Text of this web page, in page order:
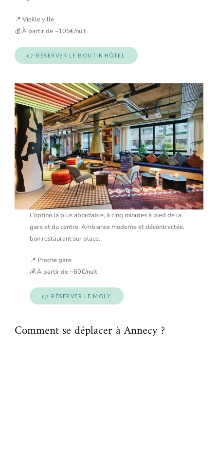
📍 Vieille ville
💰 À partir de ~105€/nuit
👉 RÉSERVER LE BOUTIK HÔTEL
L’option la plus abordable, à cinq minutes à pied de la
gare et du centre. Ambiance moderne et décontractée,
bon restaurant sur place.
📍 Proche gare
💰 À partir de ~60€/nuit
👉 RÉSERVER LE MOLY
Comment se déplacer à Annecy ?